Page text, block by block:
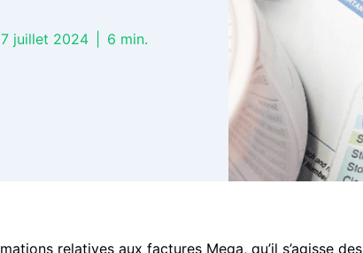
juillet 2024 6 min.
relatives aux factures Mega, qu’il s’agisse des